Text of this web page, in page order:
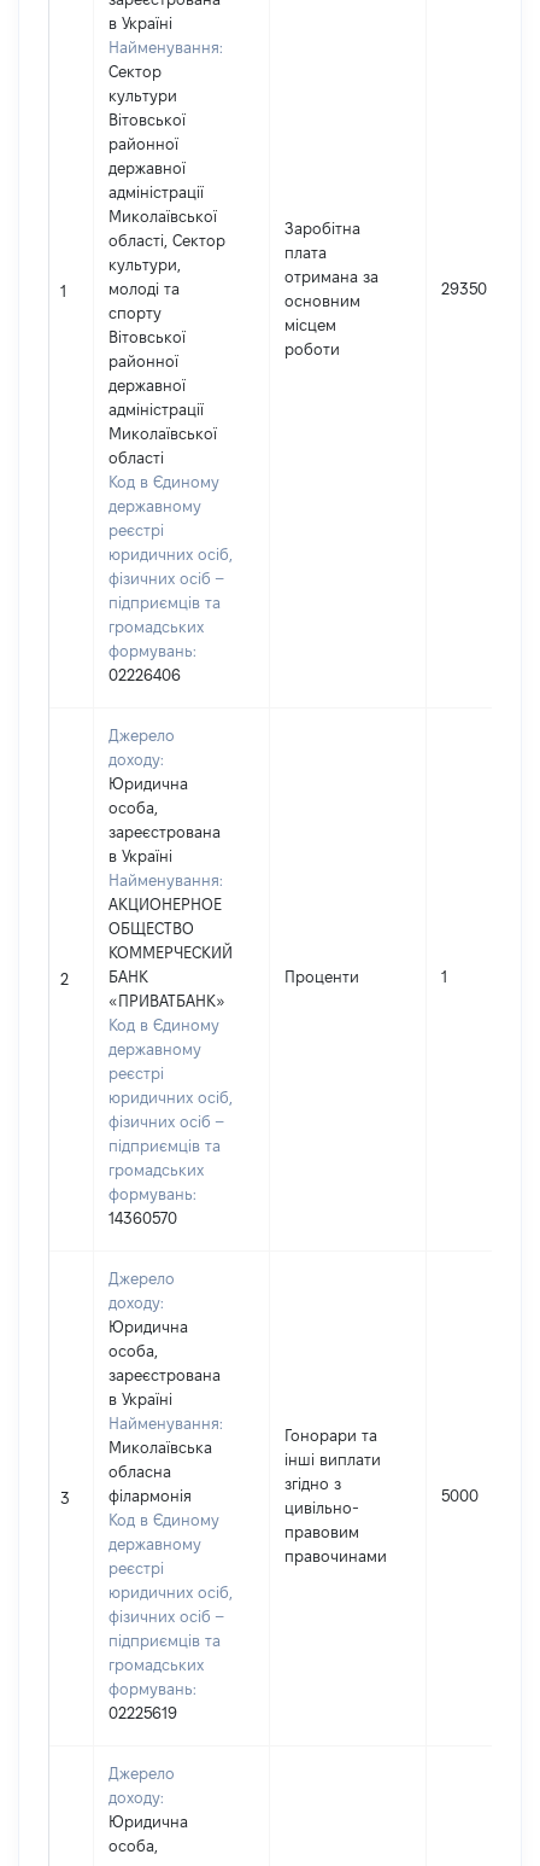
1
в Україні
Найменування:
Сектор
культури
Вітовської
районної
державної
адміністрації
Миколаївської
області, Сектор
культури,
молоді та
спорту
Вітовської
районної
державної
адміністрації
Миколаївської
області
Код в Єдиному
державному
реєстрі
юридичних осіб,
фізичних осіб –
підприємців та
громадських
формувань:
02226406
Заробітна
плата
отримана за
основним
місцем
роботи
29350
2
Джерело
доходу:
Юридична
особа,
зареєстрована
в Україні
Найменування:
АКЦИОНЕРНОЕ
ОБЩЕСТВО
КОММЕРЧЕСКИЙ
БАНК
«ПРИВАТБАНК»
Код в Єдиному
державному
реєстрі
юридичних осіб,
фізичних осіб –
підприємців та
громадських
формувань:
14360570
Проценти 1
3
Джерело
доходу:
Юридична
особа,
зареєстрована
в Україні
Найменування:
Миколаївська
обласна
філармонія
Код в Єдиному
державному
реєстрі
юридичних осіб,
фізичних осіб –
підприємців та
громадських
формувань:
02225619
Гонорари та
інші виплати
згідно з
цивільно-
правовим
правочинами
5000
Джерело
доходу:
Юридична
особа,